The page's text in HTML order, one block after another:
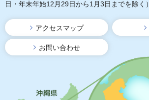
日・年末年始12月29日から1月3日までを除く）
アクセスマップ
お問い合わせ